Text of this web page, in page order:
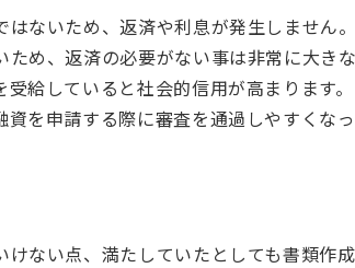
ないため、返済や利息が発生しません
め、返済の必要がない事は非常に大き
給していると社会的信用が高まります
を申請する際に審査を通過しやすくな
ない点、満たしていたとしても書類作